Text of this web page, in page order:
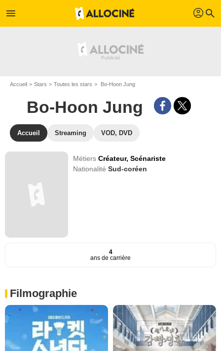
menu profil search
Accueil Stars Toutes les stars Bo-Hoon Jung
Bo-Hoon Jung
Accueil Streaming VOD, DVD
MétiersCréateur,Scénariste
NationalitéSud-coréen
4
ans de carrière
Filmographie